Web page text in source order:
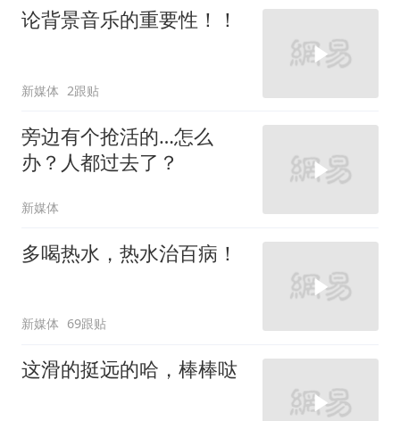
论背景音乐的重要性！！
新媒体 2跟贴
旁边有个抢活的…怎么
办？人都过去了？
新媒体
多喝热水，热水治百病！
新媒体 69跟贴
这滑的挺远的哈，棒棒哒